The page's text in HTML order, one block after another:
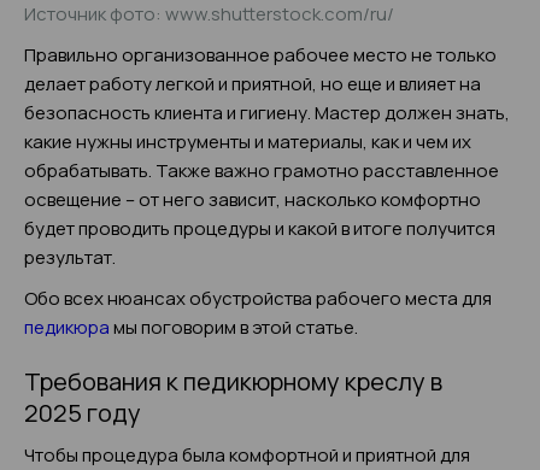
Источник фото: www.shutterstock.com/ru/
Правильно организованное рабочее место не только
делает работу легкой и приятной, но еще и влияет на
безопасность клиента и гигиену. Мастер должен знать,
какие нужны инструменты и материалы, как и чем их
обрабатывать. Также важно грамотно расставленное
освещение – от него зависит, насколько комфортно
будет проводить процедуры и какой в итоге получится
результат.
Обо всех нюансах обустройства рабочего места для
педикюрамы поговорим в этой статье.
Требования к педикюрному креслу в
2025 году
Чтобы процедура была комфортной и приятной для